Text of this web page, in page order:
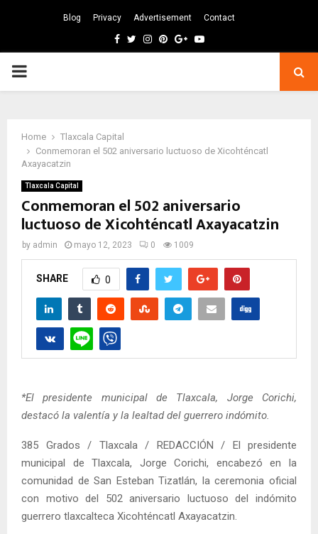
Blog Privacy Advertisement Contact
Facebook
TwitterInstagram
Pinterest
GoogleYoutube
PRIMARY
Home
Tlaxcala Capital
Conmemoran el 502 aniversario luctuoso de Xicohténcatl
Axayacatzin
Tlaxcala Capital
Conmemoran el 502 aniversario
luctuoso de Xicohténcatl Axayacatzin
by admin mayo 12, 2023 0 1009
SHARE 0
*El presidente municipal de Tlaxcala, Jorge Corichi,
destacó la valentía y la lealtad del guerrero indómito.
385 Grados / Tlaxcala / REDACCIÓN / El presidente
municipal de Tlaxcala, Jorge Corichi, encabezó en la
comunidad de San Esteban Tizatlán, la ceremonia oficial
con motivo del 502 aniversario luctuoso del indómito
guerrero tlaxcalteca Xicohténcatl Axayacatzin.